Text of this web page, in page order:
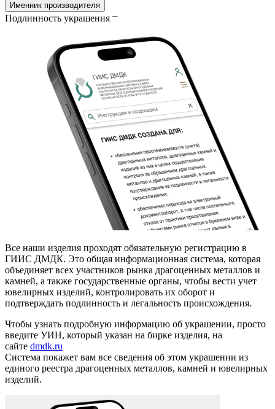
Именник производителя
Подлинность украшения
Все наши изделия проходят обязательную регистрацию в
ГИИС ДМДК. Это общая информационная система, которая
объединяет всех участников рынка драгоценных металлов и
камней, а также государственные органы, чтобы вести учет
ювелирных изделий, контролировать их оборот и
подтверждать подлинность и легальность происхождения.
Чтобы узнать подробную информацию об украшении, просто
введите УИН, который указан на бирке изделия, на
сайте dmdk.ru
Система покажет вам все сведения об этом украшении из
единого реестра драгоценных металлов, камней и ювелирных
изделий.